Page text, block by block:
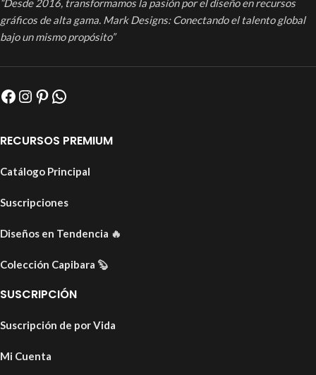
“Desde 2016, transformamos la pasión por el diseño en recursos
gráficos de alta gama. Mark Designs: Conectando el talento global
bajo un mismo propósito”
RECURSOS PREMIUM
Catálogo Principal
Suscripciones
Diseños en Tendencia 🔥
Colección Capibara 🦫
SUSCRIPCIÓN
Suscripción de por Vida
Mi Cuenta